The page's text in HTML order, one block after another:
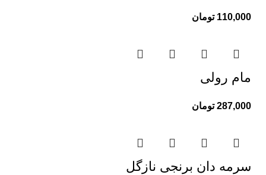
110,000 تومان
مام رولی
287,000 تومان
سرمه دان برنجی نازگل